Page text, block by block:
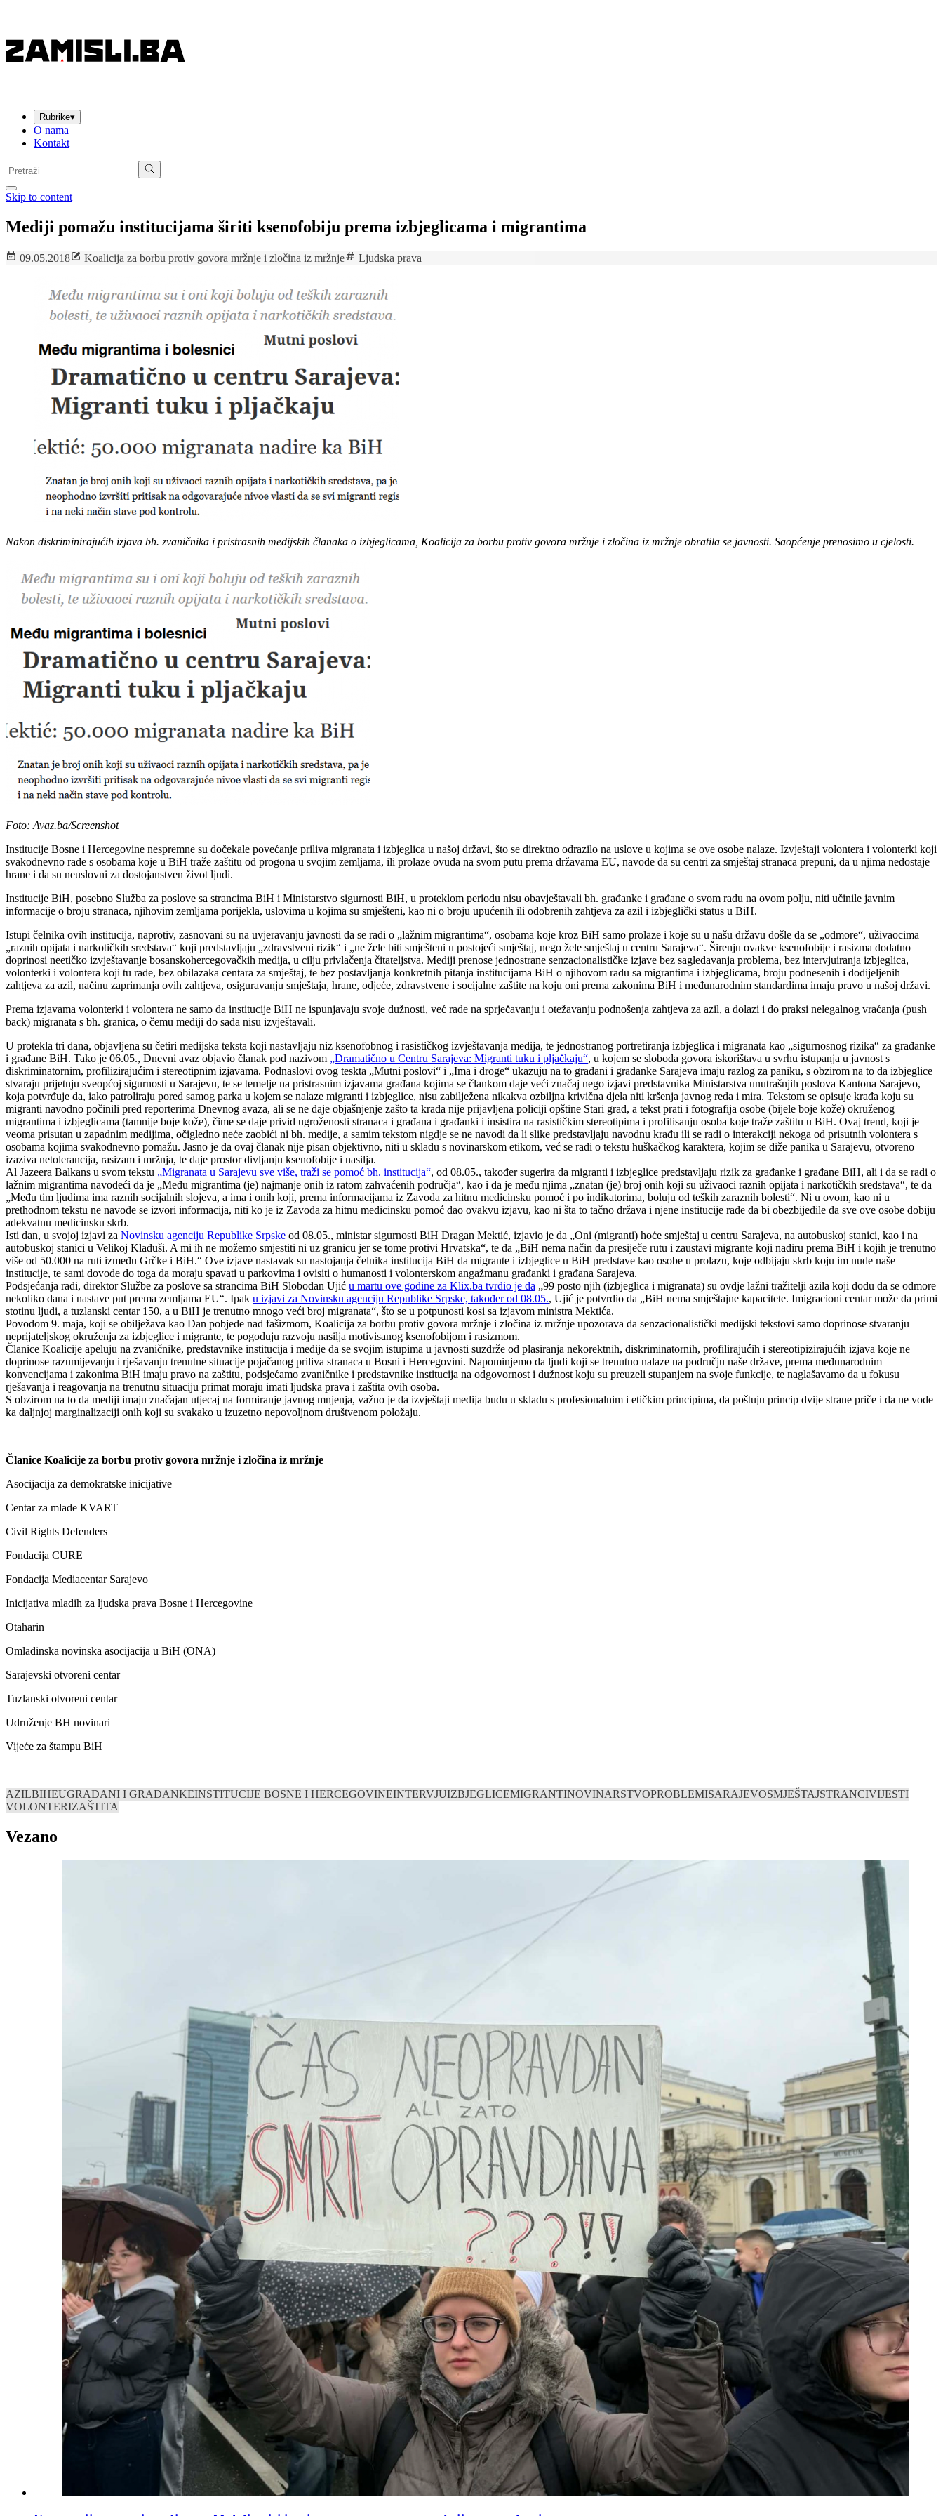
Rubrike▾
O nama
Kontakt
Pretraga:
Skip to content
Mediji pomažu institucijama širiti ksenofobiju prema izbjeglicama i migrantima
09.05.2018 Koalicija za borbu protiv govora mržnje i zločina iz mržnje Ljudska prava
Nakon diskriminirajućih izjava bh. zvaničnika i pristrasnih medijskih članaka o izbjeglicama, Koalicija za borbu protiv govora mržnje i zločina iz mržnje obratila se javnosti. Saopćenje prenosimo u cjelosti.
Foto: Avaz.ba/Screenshot
Institucije Bosne i Hercegovine nespremne su dočekale povećanje priliva migranata i izbjeglica u našoj državi, što se direktno odrazilo na uslove u kojima se ove osobe nalaze. Izvještaji volontera i volonterki koji
svakodnevno rade s osobama koje u BiH traže zaštitu od progona u svojim zemljama, ili prolaze ovuda na svom putu prema državama EU, navode da su centri za smještaj stranaca prepuni, da u njima nedostaje
hrane i da su neuslovni za dostojanstven život ljudi.
Institucije BiH, posebno Služba za poslove sa strancima BiH i Ministarstvo sigurnosti BiH, u proteklom periodu nisu obavještavali bh. građanke i građane o svom radu na ovom polju, niti učinile javnim
informacije o broju stranaca, njihovim zemljama porijekla, uslovima u kojima su smješteni, kao ni o broju upućenih ili odobrenih zahtjeva za azil i izbjeglički status u BiH.
Istupi čelnika ovih institucija, naprotiv, zasnovani su na uvjeravanju javnosti da se radi o „lažnim migrantima“, osobama koje kroz BiH samo prolaze i koje su u našu državu došle da se „odmore“, uživaocima
„raznih opijata i narkotičkih sredstava“ koji predstavljaju „zdravstveni rizik“ i „ne žele biti smješteni u postojeći smještaj, nego žele smještaj u centru Sarajeva“. Širenju ovakve ksenofobije i rasizma dodatno
doprinosi neetičko izvještavanje bosanskohercegovačkih medija, u cilju privlačenja čitateljstva. Mediji prenose jednostrane senzacionalističke izjave bez sagledavanja problema, bez intervjuiranja izbjeglica,
volonterki i volontera koji tu rade, bez obilazaka centara za smještaj, te bez postavljanja konkretnih pitanja institucijama BiH o njihovom radu sa migrantima i izbjeglicama, broju podnesenih i dodijeljenih
zahtjeva za azil, načinu zaprimanja ovih zahtjeva, osiguravanju smještaja, hrane, odjeće, zdravstvene i socijalne zaštite na koju oni prema zakonima BiH i međunarodnim standardima imaju pravo u našoj državi.
Prema izjavama volonterki i volontera ne samo da institucije BiH ne ispunjavaju svoje dužnosti, već rade na sprječavanju i otežavanju podnošenja zahtjeva za azil, a dolazi i do praksi nelegalnog vraćanja (push
back) migranata s bh. granica, o čemu mediji do sada nisu izvještavali.
U protekla tri dana, objavljena su četiri medijska teksta koji nastavljaju niz ksenofobnog i rasističkog izvještavanja medija, te jednostranog portretiranja izbjeglica i migranata kao „sigurnosnog rizika“ za građanke
i građane BiH. Tako je 06.05., Dnevni avaz objavio članak pod nazivom „Dramatično u Centru Sarajeva: Migranti tuku i pljačkaju“, u kojem se sloboda govora iskorištava u svrhu istupanja u javnost s
diskriminatornim, profilizirajućim i stereotipnim izjavama. Podnaslovi ovog teskta „Mutni poslovi“ i „Ima i droge“ ukazuju na to građani i građanke Sarajeva imaju razlog za paniku, s obzirom na to da izbjeglice
stvaraju prijetnju sveopćoj sigurnosti u Sarajevu, te se temelje na pristrasnim izjavama građana kojima se člankom daje veći značaj nego izjavi predstavnika Ministarstva unutrašnjih poslova Kantona Sarajevo,
koja potvrđuje da, iako patroliraju pored samog parka u kojem se nalaze migranti i izbjeglice, nisu zabilježena nikakva ozbiljna krivična djela niti kršenja javnog reda i mira. Tekstom se opisuje krađa koju su
migranti navodno počinili pred reporterima Dnevnog avaza, ali se ne daje objašnjenje zašto ta krađa nije prijavljena policiji opštine Stari grad, a tekst prati i fotografija osobe (bijele boje kože) okruženog
migrantima i izbjeglicama (tamnije boje kože), čime se daje privid ugroženosti stranaca i građana i građanki i insistira na rasističkim stereotipima i profilisanju osoba koje traže zaštitu u BiH. Ovaj trend, koji je
veoma prisutan u zapadnim medijima, očigledno neće zaobići ni bh. medije, a samim tekstom nigdje se ne navodi da li slike predstavljaju navodnu krađu ili se radi o interakciji nekoga od prisutnih volontera s
osobama kojima svakodnevno pomažu. Jasno je da ovaj članak nije pisan objektivno, niti u skladu s novinarskom etikom, već se radi o tekstu huškačkog karaktera, kojim se diže panika u Sarajevu, otvoreno
izaziva netolerancija, rasizam i mržnja, te daje prostor divljanju ksenofobije i nasilja.
Al Jazeera Balkans u svom tekstu „Migranata u Sarajevu sve više, traži se pomoć bh. institucija“, od 08.05., također sugerira da migranti i izbjeglice predstavljaju rizik za građanke i građane BiH, ali i da se radi o
lažnim migrantima navodeći da je „Među migrantima (je) najmanje onih iz ratom zahvaćenih područja“, kao i da je među njima „znatan (je) broj onih koji su uživaoci raznih opijata i narkotičkih sredstava“, te da
„Među tim ljudima ima raznih socijalnih slojeva, a ima i onih koji, prema informacijama iz Zavoda za hitnu medicinsku pomoć i po indikatorima, boluju od teških zaraznih bolesti“. Ni u ovom, kao ni u
prethodnom tekstu ne navode se izvori informacija, niti ko je iz Zavoda za hitnu medicinsku pomoć dao ovakvu izjavu, kao ni šta to tačno država i njene institucije rade da bi obezbijedile da sve ove osobe dobiju
adekvatnu medicinsku skrb.
Isti dan, u svojoj izjavi za Novinsku agenciju Republike Srpske od 08.05., ministar sigurnosti BiH Dragan Mektić, izjavio je da „Oni (migranti) hoće smještaj u centru Sarajeva, na autobuskoj stanici, kao i na
autobuskoj stanici u Velikoj Kladuši. A mi ih ne možemo smjestiti ni uz granicu jer se tome protivi Hrvatska“, te da „BiH nema način da presiječe rutu i zaustavi migrante koji nadiru prema BiH i kojih je trenutno
više od 50.000 na ruti između Grčke i BiH.“ Ove izjave nastavak su nastojanja čelnika institucija BiH da migrante i izbjeglice u BiH predstave kao osobe u prolazu, koje odbijaju skrb koju im nude naše
institucije, te sami dovode do toga da moraju spavati u parkovima i ovisiti o humanosti i volonterskom angažmanu građanki i građana Sarajeva.
Podsjećanja radi, direktor Službe za poslove sa strancima BiH Slobodan Ujić u martu ove godine za Klix.ba tvrdio je da „99 posto njih (izbjeglica i migranata) su ovdje lažni tražitelji azila koji dođu da se odmore
nekoliko dana i nastave put prema zemljama EU“. Ipak u izjavi za Novinsku agenciju Republike Srpske, također od 08.05., Ujić je potvrdio da „BiH nema smještajne kapacitete. Imigracioni centar može da primi
stotinu ljudi, a tuzlanski centar 150, a u BiH je trenutno mnogo veći broj migranata“, što se u potpunosti kosi sa izjavom ministra Mektića.
Povodom 9. maja, koji se obilježava kao Dan pobjede nad fašizmom, Koalicija za borbu protiv govora mržnje i zločina iz mržnje upozorava da senzacionalistički medijski tekstovi samo doprinose stvaranju
neprijateljskog okruženja za izbjeglice i migrante, te pogoduju razvoju nasilja motivisanog ksenofobijom i rasizmom.
Članice Koalicije apeluju na zvaničnike, predstavnike institucija i medije da se svojim istupima u javnosti suzdrže od plasiranja nekorektnih, diskriminatornih, profilirajućih i stereotipizirajućih izjava koje ne
doprinose razumijevanju i rješavanju trenutne situacije pojačanog priliva stranaca u Bosni i Hercegovini. Napominjemo da ljudi koji se trenutno nalaze na području naše države, prema međunarodnim
konvencijama i zakonima BiH imaju pravo na zaštitu, podsjećamo zvaničnike i predstavnike institucija na odgovornost i dužnost koju su preuzeli stupanjem na svoje funkcije, te naglašavamo da u fokusu
rješavanja i reagovanja na trenutnu situaciju primat moraju imati ljudska prava i zaštita ovih osoba.
S obzirom na to da mediji imaju značajan utjecaj na formiranje javnog mnjenja, važno je da izvještaji medija budu u skladu s profesionalnim i etičkim principima, da poštuju princip dvije strane priče i da ne vode
ka daljnjoj marginalizaciji onih koji su svakako u izuzetno nepovoljnom društvenom položaju.
Članice Koalicije za borbu protiv govora mržnje i zločina iz mržnje
Asocijacija za demokratske inicijative
Centar za mlade KVART
Civil Rights Defenders
Fondacija CURE
Fondacija Mediacentar Sarajevo
Inicijativa mladih za ljudska prava Bosne i Hercegovine
Otaharin
Omladinska novinska asocijacija u BiH (ONA)
Sarajevski otvoreni centar
Tuzlanski otvoreni centar
Udruženje BH novinari
Vijeće za štampu BiH
AZILBIHEUGRAĐANI I GRAĐANKEINSTITUCIJE BOSNE I HERCEGOVINEINTERVJUIZBJEGLICEMIGRANTINOVINARSTVOPROBLEMISARAJEVOSMJEŠTAJSTRANCIVIJESTI
VOLONTERIZAŠTITA
Vezano